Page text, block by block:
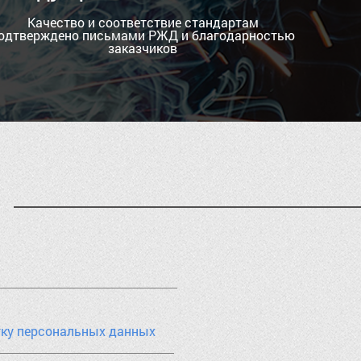
Качество и соответствие стандартам
письмами РЖД и благодарностью
заказчиков
персональных данных